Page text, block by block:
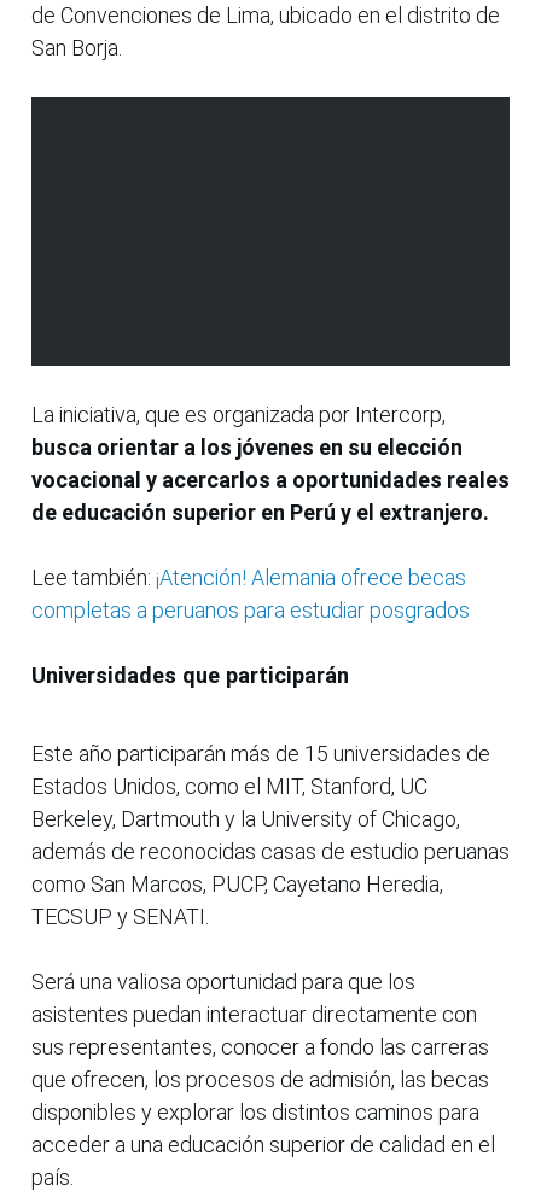
de Convenciones de Lima, ubicado en el distrito de
San Borja.
La iniciativa, que es organizada por Intercorp,
busca orientar a los jóvenes en su elección
vocacional y acercarlos a oportunidades reales
de educación superior en Perú y el extranjero.
Lee también: ¡Atención! Alemania ofrece becas
completas a peruanos para estudiar posgrados
Universidades que participarán
Este año participarán más de 15 universidades de
Estados Unidos, como el MIT, Stanford, UC
Berkeley, Dartmouth y la University of Chicago,
además de reconocidas casas de estudio peruanas
como San Marcos, PUCP, Cayetano Heredia,
TECSUP y SENATI.
Será una valiosa oportunidad para que los
asistentes puedan interactuar directamente con
sus representantes, conocer a fondo las carreras
que ofrecen, los procesos de admisión, las becas
disponibles y explorar los distintos caminos para
acceder a una educación superior de calidad en el
país.